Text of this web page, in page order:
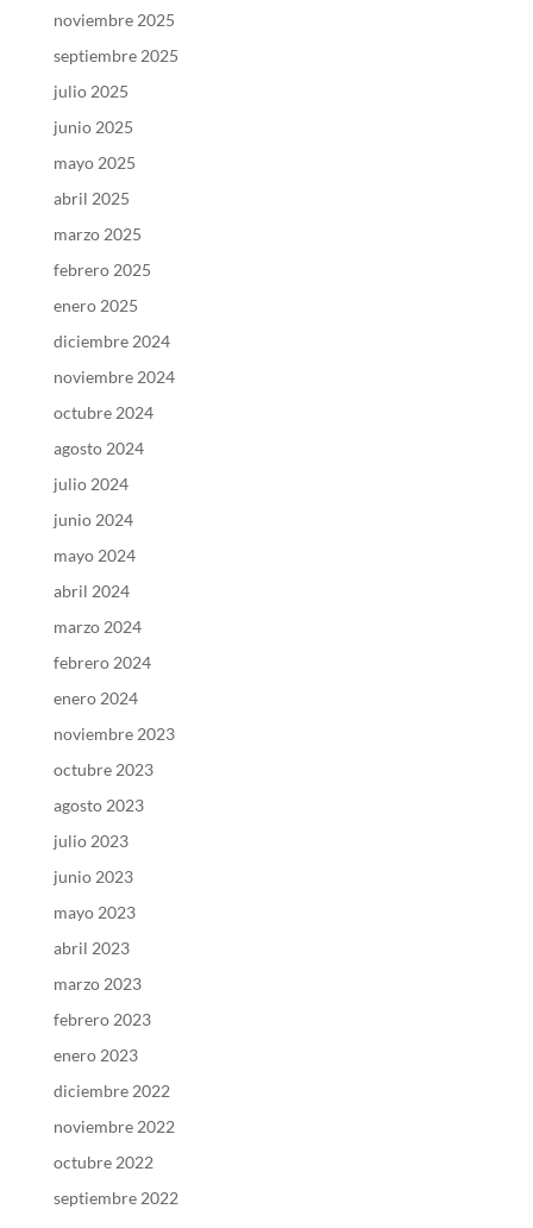
noviembre 2025
septiembre 2025
julio 2025
junio 2025
mayo 2025
abril 2025
marzo 2025
febrero 2025
enero 2025
diciembre 2024
noviembre 2024
octubre 2024
agosto 2024
julio 2024
junio 2024
mayo 2024
abril 2024
marzo 2024
febrero 2024
enero 2024
noviembre 2023
octubre 2023
agosto 2023
julio 2023
junio 2023
mayo 2023
abril 2023
marzo 2023
febrero 2023
enero 2023
diciembre 2022
noviembre 2022
octubre 2022
septiembre 2022